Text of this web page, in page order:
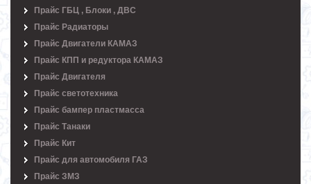
Прайс ГБЦ , Блоки , ДВС
Прайс Радиаторы
Прайс Двигатели КАМАЗ
Прайс КПП и редуктора КАМАЗ
Прайс Двигателя
Прайс светотехника
Прайс бампер пластмасса
Прайс Танаки
Прайс Кит
Прайс для автомобиля ГАЗ
Прайс ЗМЗ